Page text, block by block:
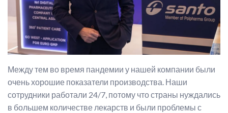
Между тем во время пандемии у нашей компании были
очень хорошие показатели производства. Наши
сотрудники работали 24/7, потому что страны нуждались
в большем количестве лекарств и были проблемы с